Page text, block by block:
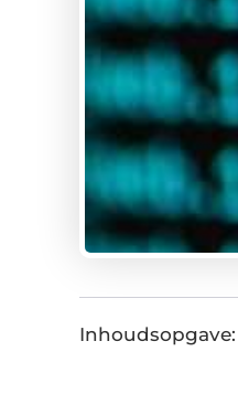
Inhoudsopgave: